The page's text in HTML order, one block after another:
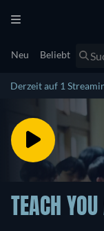
Neu Beliebt
Derzeit auf 1
TEACH